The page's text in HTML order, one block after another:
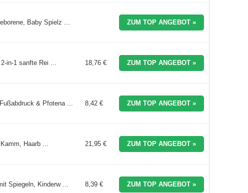
Baby Spielz ... ZUM TOP ANGEBOT »
in-1 sanfte Rei ... 18,76 € ZUM TOP ANGEBOT »
& Pfotena ... 8,42 € ZUM TOP ANGEBOT »
Haarb ... 21,95 € ZUM TOP ANGEBOT »
Spiegeln, Kinderw ... 8,39 € ZUM TOP ANGEBOT »